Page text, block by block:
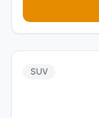
SUV